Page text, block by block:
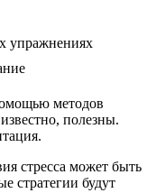
упражнениях
методов
полезны.
стресса может быть
стратегии будут